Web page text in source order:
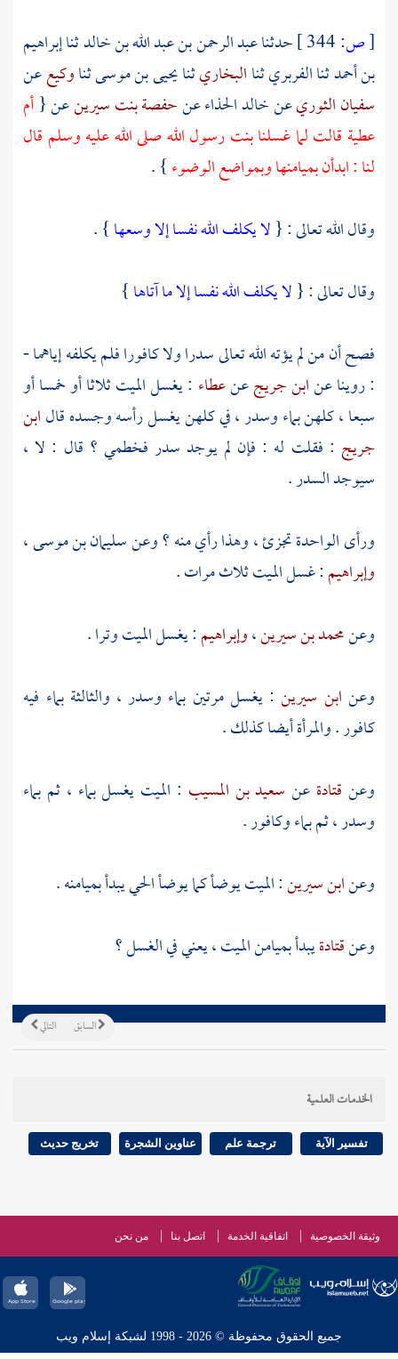
[ص: حدثناعبد الرحمن بن عبد الله بن خالدثناإبراهيم
بن أحمدثناالفربريثناالبخاريثنايحيى بن موسىثناوكيععن
سفيان الثوريعنخالد الحذاءعنحفصة بنت سيرينعن {أم
عطية قالت لما غسلنا بنت رسول الله صلى الله عليه وسلم قال
لنا : ابدأن بميامنها وبمواضع الوضوء} .
وقال الله تعالى : {لا يكلف الله نفسا إلا وسعها} .
وقال تعالى : {لا يكلف الله نفسا إلا ما آتاها}
فصح أن من لم يؤته الله تعالى سدرا ولا كافورا فلم يكلفه إياهما -
: روينا عنابن جريجعنعطاء : يغسل الميت ثلاثا أو خمسا أو
سبعا ، كلهن بماء وسدر ، في كلهن يغسل رأسه وجسده قالابن
جريج : فقلت له : فإن لم يوجد سدر فخطمي ؟ قال : لا ،
سيوجد السدر .
ورأى الواحدة تجزئ ، وهذا رأي منه ؟ وعنسليمان بن موسى،
وإبراهيم: غسل الميت ثلاث مرات .
وعنمحمد بن سيرين،وإبراهيم: يغسل الميت وترا .
وعن ابن سيرين : يغسل مرتين بماء وسدر ، والثالثة بماء فيه
كافور . والمرأة أيضا كذلك .
وعن قتادة عن سعيد بن المسيب : الميت يغسل بماء ، ثم بماء
وسدر ، ثم بماء وكافور .
وعنابن سيرين: الميت يوضأ كما يوضأ الحي يبدأ بميامنه .
وعنقتادةيبدأ بميامن الميت ، يعني في الغسل ؟
التالي السابق
الخدمات العلمية
تفسير الآية ترجمة علم عناوين الشجرة تخريج حديث
وثيقة الخصوصية اتفاقية الخدمة اتصل بنا من نحن
جميع الحقوق محفوظة © 2026 - 1998 لشبكة إسلام ويب